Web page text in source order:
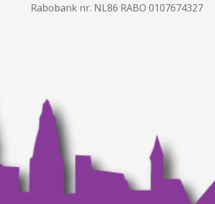
Rabobank nr. NL86 RABO 0107674327